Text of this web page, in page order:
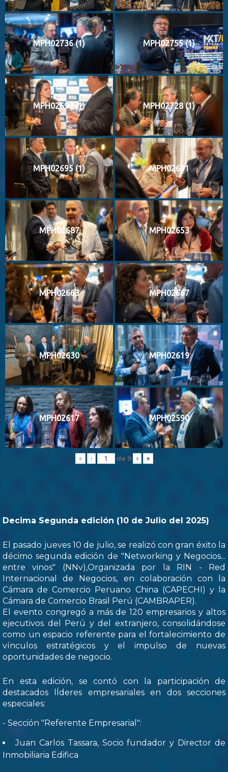
MPH02736 (1) MPH02755 (1)
MPH02699 (1) MPH02728 (1)
MPH02695 (1) MPH02691
MPH02687 MPH02653
MPH02663 MPH02667
MPH02630 MPH02619
MPH02617 MPH02590
« ‹ de 9 › »
Decima Segunda edición (10 de Julio del 2025)
El pasado jueves 10 de julio, se realizó con gran éxito la
décimo segunda edición de "Networking y Negocios...
entre vinos" (NNv),Organizada por la RIN - Red
Internacional de Negocios, en colaboración con la
Cámara de Comercio Peruano China (CAPECHI) y la
Cámara de Comercio Brasil Perú (CAMBRAPER).
El evento congregó a más de 120 empresarios y altos
ejecutivos del Perú y del extranjero, consolidándose
como un espacio referente para el fortalecimiento de
vínculos estratégicos y el impulso de nuevas
oportunidades de negocio.
En esta edición, se contó con la participación de
destacados lÍderes empresariales en dos secciones
especiales:
- Sección "Referente Empresarial":
Juan Carlos Tassara, Socio fundador y Director de
Inmobiliaria Edifica